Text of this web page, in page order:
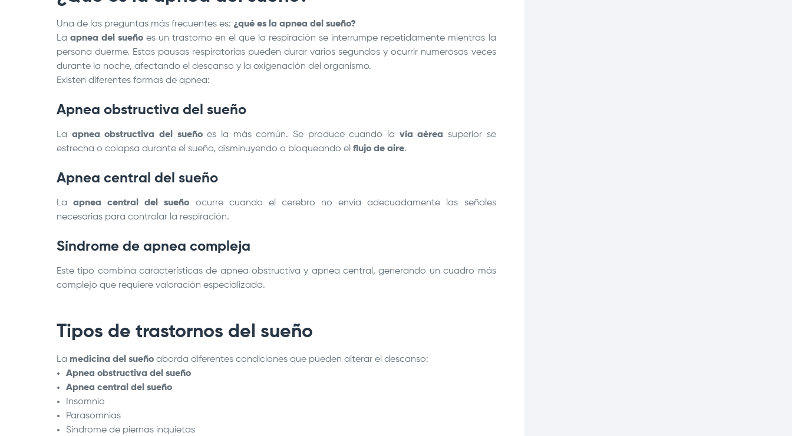
Una de las preguntas más frecuentes es: ¿qué es la apnea del sueño?
Laapnea del sueño es un trastorno en el que la respiración se interrumpe repetidamente mientras la
persona duerme. Estas pausas respiratorias pueden durar varios segundos y ocurrir numerosas veces
durante la noche, afectando el descanso y la oxigenación del organismo.
Existen diferentes formas de apnea:
Apnea obstructiva del sueño
La apnea obstructiva del sueñoes la más común. Se produce cuando la vía aérea superior se
estrecha o colapsa durante el sueño, disminuyendo o bloqueando el flujo de aire.
Apnea central del sueño
Laapnea central del sueño ocurre cuando el cerebro no envía adecuadamente las señales
necesarias para controlar la respiración.
Síndrome de apnea compleja
Este tipo combina características de apnea obstructiva y apnea central, generando un cuadro más
complejo que requiere valoración especializada.
Tipos de trastornos del sueño
La medicina del sueño aborda diferentes condiciones que pueden alterar el descanso:
Apnea obstructiva del sueño
Apnea central del sueño
Insomnio
Parasomnias
Síndrome de piernas inquietas